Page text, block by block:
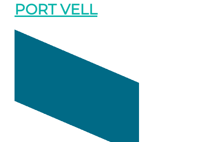
PORT VELL